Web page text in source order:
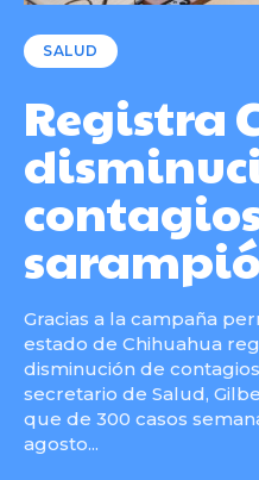
SALUD
Registra
Gracias a la campaña
estado de Chihuahua
disminución de
secretario de Salud,
que de 300 casos
agosto...